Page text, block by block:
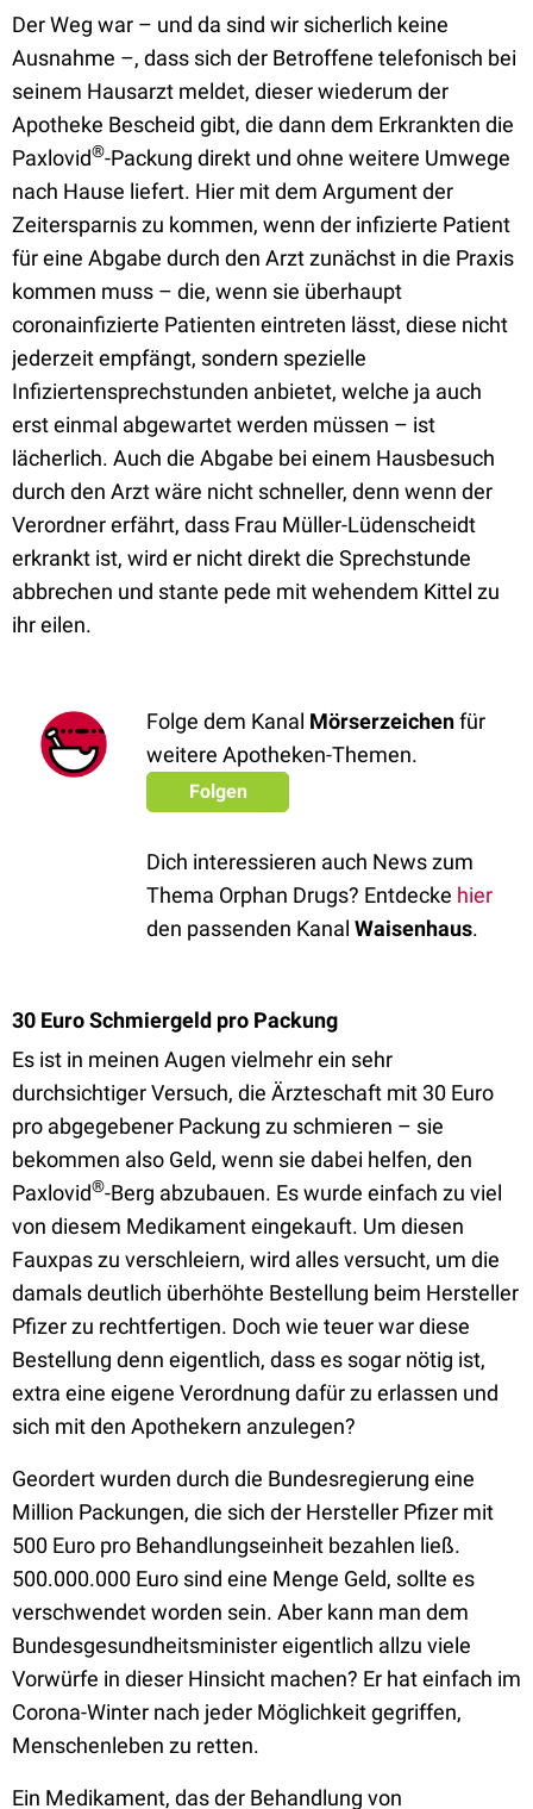
Der Weg war – und da sind wir sicherlich keine
Ausnahme –, dass sich der Betroffene telefonisch bei
seinem Hausarzt meldet, dieser wiederum der
Apotheke Bescheid gibt, die dann dem Erkrankten die
Paxlovid®-Packung direkt und ohne weitere Umwege
nach Hause liefert. Hier mit dem Argument der
Zeitersparnis zu kommen, wenn der infizierte Patient
für eine Abgabe durch den Arzt zunächst in die Praxis
kommen muss – die, wenn sie überhaupt
coronainfizierte Patienten eintreten lässt, diese nicht
jederzeit empfängt, sondern spezielle
Infiziertensprechstunden anbietet, welche ja auch
erst einmal abgewartet werden müssen – ist
lächerlich. Auch die Abgabe bei einem Hausbesuch
durch den Arzt wäre nicht schneller, denn wenn der
Verordner erfährt, dass Frau Müller-Lüdenscheidt
erkrankt ist, wird er nicht direkt die Sprechstunde
abbrechen und stante pede mit wehendem Kittel zu
ihr eilen.
Folge dem Kanal Mörserzeichenfür
weitere Apotheken-Themen.
Folgen
Dich interessieren auch News zum
Thema Orphan Drugs? Entdecke hier
den passenden Kanal Waisenhaus.
30 Euro Schmiergeld pro Packung
Es ist in meinen Augen vielmehr ein sehr
durchsichtiger Versuch, die Ärzteschaft mit 30 Euro
pro abgegebener Packung zu schmieren – sie
bekommen also Geld, wenn sie dabei helfen, den
Paxlovid®-Berg abzubauen. Es wurde einfach zu viel
von diesem Medikament eingekauft. Um diesen
Fauxpas zu verschleiern, wird alles versucht, um die
damals deutlich überhöhte Bestellung beim Hersteller
Pfizer zu rechtfertigen. Doch wie teuer war diese
Bestellung denn eigentlich, dass es sogar nötig ist,
extra eine eigene Verordnung dafür zu erlassen und
sich mit den Apothekern anzulegen?
Geordert wurden durch die Bundesregierung eine
Million Packungen, die sich der Hersteller Pfizer mit
500 Euro pro Behandlungseinheit bezahlen ließ.
500.000.000 Euro sind eine Menge Geld, sollte es
verschwendet worden sein. Aber kann man dem
Bundesgesundheitsminister eigentlich allzu viele
Vorwürfe in dieser Hinsicht machen? Er hat einfach im
Corona-Winter nach jeder Möglichkeit gegriffen,
Menschenleben zu retten.
Ein Medikament, das der Behandlung von